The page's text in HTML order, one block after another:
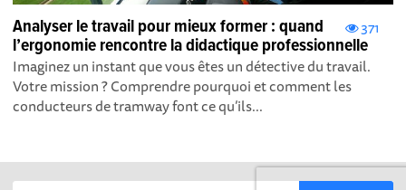
371
Analyser le travail pour mieux former : quand
l’ergonomie rencontre la didactique professionnelle
Imaginez un instant que vous êtes un détective du travail.
Votre mission ? Comprendre pourquoi et comment les
conducteurs de tramway font ce qu’ils...